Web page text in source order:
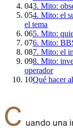
043. Mito:
054. Mito: el
el tema
065. Mito:
076. Mito:
087. Mito: el
098. Mito:
operador
10Qué hacer
C uando una